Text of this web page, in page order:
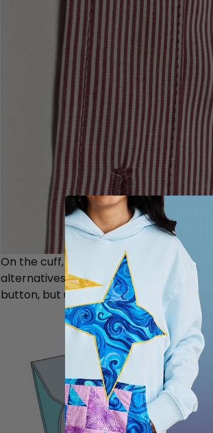
On the cuff, the buttonhole should be
alternatives are possible depending
button, but usually about ½” (1,5cm)